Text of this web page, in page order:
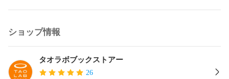
現在アーサー・ホーランド・ミニストリー主幹。多方面に及
ぶモチベーター、講演者として、企業、学校、団体において
活動。ユーモア溢れるトークと熱い生き様は、「価値ある人
生」の再発見を与えるきっかけとして多くの聴衆を魅了して
いる。
ショップ情報
タオラボブックストアー
26